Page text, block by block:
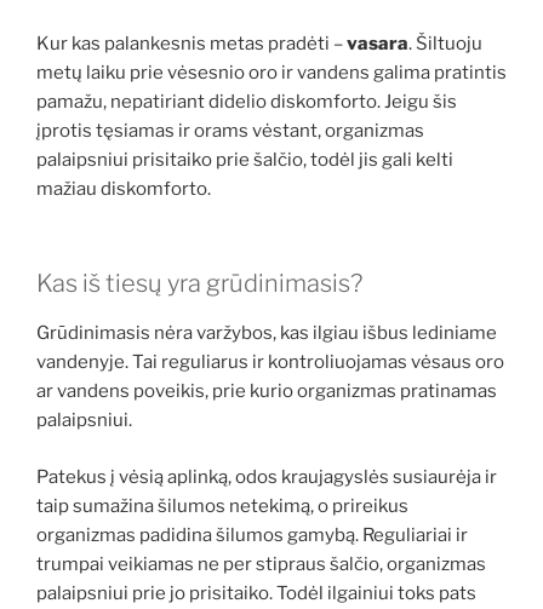
Kur kas palankesnis metas pradėti –vasara. Šiltuoju
metų laiku prie vėsesnio oro ir vandens galima pratintis
pamažu, nepatiriant didelio diskomforto. Jeigu šis
įprotis tęsiamas ir orams vėstant, organizmas
palaipsniui prisitaiko prie šalčio, todėl jis gali kelti
mažiau diskomforto.
Kas iš tiesų yra grūdinimasis?
Grūdinimasis nėra varžybos, kas ilgiau išbus lediniame
vandenyje. Tai reguliarus ir kontroliuojamas vėsaus oro
ar vandens poveikis, prie kurio organizmas pratinamas
palaipsniui.
Patekus į vėsią aplinką, odos kraujagyslės susiaurėja ir
taip sumažina šilumos netekimą, o prireikus
organizmas padidina šilumos gamybą. Reguliariai ir
trumpai veikiamas ne per stipraus šalčio, organizmas
palaipsniui prie jo prisitaiko. Todėl ilgainiui toks pats